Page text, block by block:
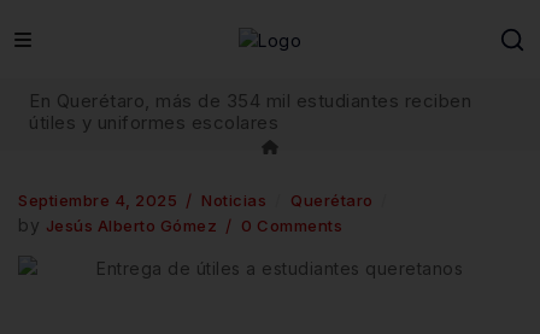
En Querétaro, más de 354 mil estudiantes reciben
útiles y uniformes escolares
Septiembre 4, 2025 Noticias Querétaro
by Jesús Alberto Gómez 0 Comments